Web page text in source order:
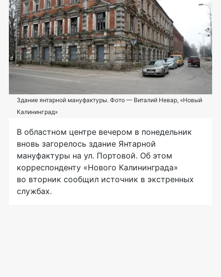
Здание янтарной мануфактуры. Фото — Виталий Невар, «Новый
Калининград»
В областном центре вечером в понедельник
вновь загорелось здание Янтарной
мануфактуры на ул. Портовой. Об этом
корреспонденту «Нового Калининграда»
во вторник сообщил источник в экстренных
службах.